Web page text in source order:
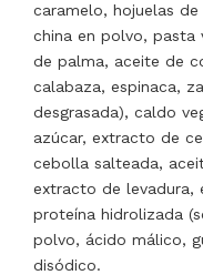
caramelo, hojuelas
china en polvo, pasta
de palma, aceite de
calabaza, espinaca,
desgrasada), caldo
azúcar, extracto de
cebolla salteada,
extracto de levadura,
proteína hidrolizada
polvo, ácido málico,
disódico.